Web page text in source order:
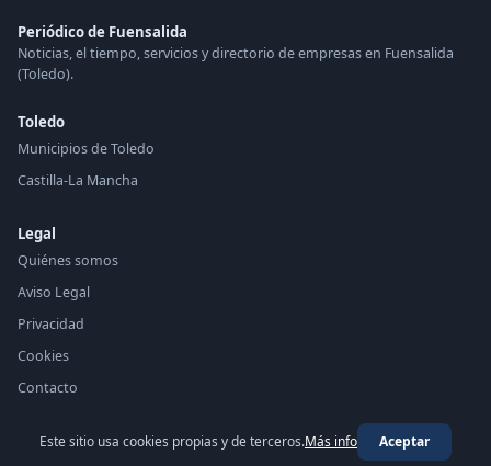
Periódico de Fuensalida
Noticias, el tiempo, servicios y directorio de empresas en Fuensalida
(Toledo).
Toledo
Municipios de Toledo
Castilla-La Mancha
Legal
Quiénes somos
Aviso Legal
Privacidad
Cookies
Contacto
© 2026 Periódico de Fuensalida ·periodico.top
Este sitio usa cookies propias y de terceros.Más info Aceptar